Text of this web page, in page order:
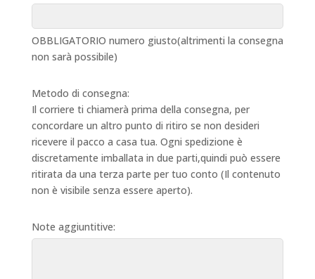
OBBLIGATORIO numero giusto(altrimenti la consegna
non sarà possibile)
Metodo di consegna:
Il corriere ti chiamerà prima della consegna, per
concordare un altro punto di ritiro se non desideri
ricevere il pacco a casa tua. Ogni spedizione è
discretamente imballata in due parti,quindi può essere
ritirata da una terza parte per tuo conto (Il contenuto
non è visibile senza essere aperto).
Note aggiuntitive: